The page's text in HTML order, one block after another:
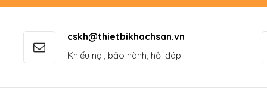
cskh@thietbikhachsan.vn
Khiếu nại, bảo hành, hỏi đáp